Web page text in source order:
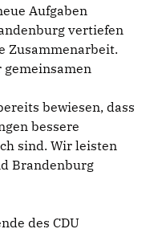
Aufgaben
vertiefen
Zusammenarbeit.
bewiesen, dass
bessere
sind. Wir leisten
Brandenburg
des CDU